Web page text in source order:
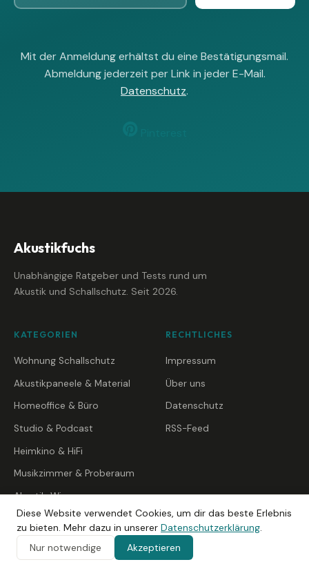
Mit der Anmeldung erhältst du eine Bestätigungsmail.
Abmeldung jederzeit per Link in jeder E-Mail.
Datenschutz.
Akustikfuchs
Unabhängige Ratgeber und Tests rund um
Akustik und Schallschutz. Seit 2026.
KATEGORIEN
Wohnung Schallschutz
Akustikpaneele & Material
Homeoffice & Büro
Studio & Podcast
Heimkino & HiFi
Musikzimmer & Proberaum
Akustik-Wissen
RECHTLICHES
Impressum
Über uns
Datenschutz
RSS-Feed
Diese Website verwendet Cookies, um dir das beste Erlebnis
zu bieten. Mehr dazu in unserer Datenschutzerklärung.
Nur notwendige
Akzeptieren